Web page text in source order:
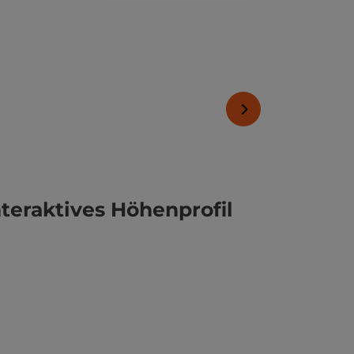
nächstes Element
Höhenprofil